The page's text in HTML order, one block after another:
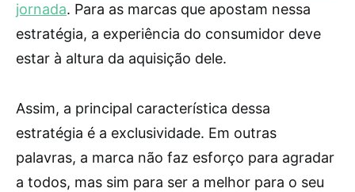
jornada. Para as marcas que apostam nessa
estratégia, a experiência do consumidor deve
estar à altura da aquisição dele.
Assim, a principal característica dessa
estratégia é a exclusividade. Em outras
palavras, a marca não faz esforço para agradar
a todos, mas sim para ser a melhor para o seu